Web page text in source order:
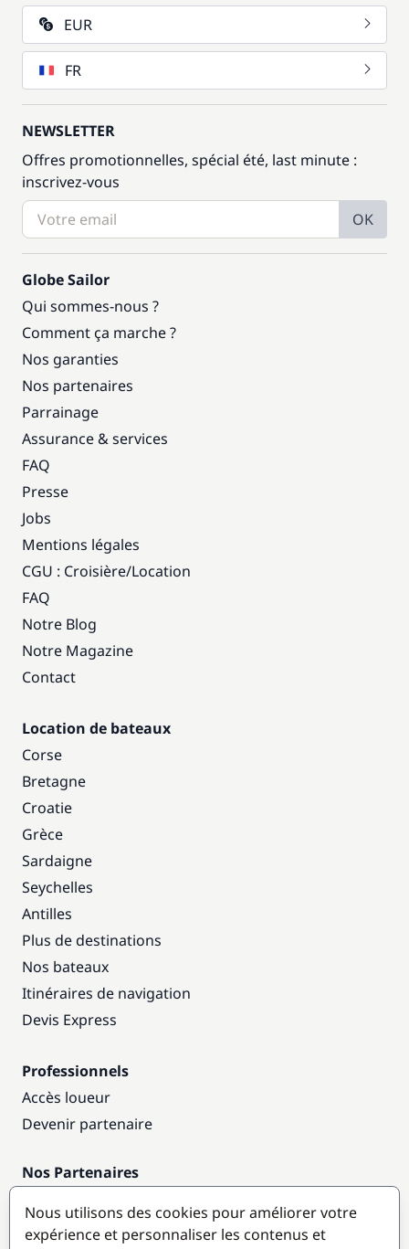
EUR
FR
NEWSLETTER
Offres promotionnelles, spécial été, last minute :
inscrivez-vous
OK
Globe Sailor
Qui sommes-nous ?
Comment ça marche ?
Nos garanties
Nos partenaires
Parrainage
Assurance & services
FAQ
Presse
Jobs
Mentions légales
CGU : Croisière/Location
FAQ
Notre Blog
Notre Magazine
Contact
Location de bateaux
Corse
Bretagne
Croatie
Grèce
Sardaigne
Seychelles
Antilles
Plus de destinations
Nos bateaux
Itinéraires de navigation
Devis Express
Professionnels
Accès loueur
Devenir partenaire
Nos Partenaires
Nous utilisons des cookies pour améliorer votre
expérience et personnaliser les contenus et